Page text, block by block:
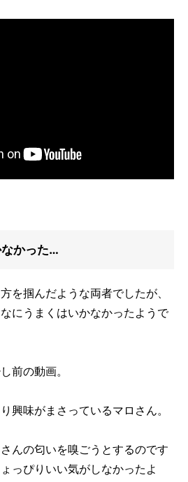
かった…
を掴んだような両者でしたが、
にうまくはいかなかったようで
前の動画。
興味がまさっているマロさん。
んの匂いを嗅ごうとするのです
っぴりいい気がしなかったよ